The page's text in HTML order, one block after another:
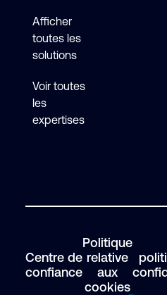
Afficher
toutes les
solutions
Voir toutes
les
expertises
Centre de
confiance
Politique
relative
aux
cookies